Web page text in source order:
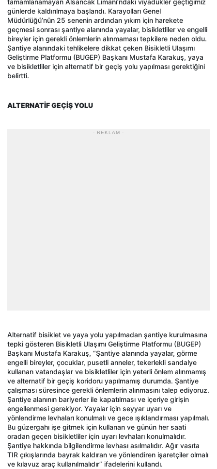
tamamlanamayan Alsancak Limanı’ndaki viyadükler geçtiğimiz
günlerde kaldırılmaya başlandı. Karayolları Genel
Müdürlüğü’nün 25 senenin ardından yıkım için harekete
geçmesi sonrası şantiye alanında yayalar, bisikletliler ve engelli
bireyler için gerekli önlemlerin alınmaması tepkilere neden oldu.
Şantiye alanındaki tehlikelere dikkat çeken Bisikletli Ulaşımı
Geliştirme Platformu (BUGEP) Başkanı Mustafa Karakuş, yaya
ve bisikletliler için alternatif bir geçiş yolu yapılması gerektiğini
belirtti.
ALTERNATİF GEÇİŞ YOLU
- REKLAM -
Alternatif bisiklet ve yaya yolu yapılmadan şantiye kurulmasına
tepki gösteren Bisikletli Ulaşımı Geliştirme Platformu (BUGEP)
Başkanı Mustafa Karakuş, “Şantiye alanında yayalar, görme
engelli bireyler, çocuklar, pusetli anneler, tekerlekli sandalye
kullanan vatandaşlar ve bisikletliler için yeterli önlem alınmamış
ve alternatif bir geçiş koridoru yapılmamış durumda. Şantiye
çalışması süresince gerekli önlemlerin alınmasını talep ediyoruz.
Şantiye alanının bariyerler ile kapatılması ve içeriye girişin
engellenmesi gerekiyor. Yayalar için seyyar uyarı ve
yönlendirme levhaları konulmalı ve gece ışıklandırması yapılmalı.
Bu güzergahı işe gitmek için kullanan ve günün her saati
oradan geçen bisikletliler için uyarı levhaları konulmalıdır.
Şantiye hakkında bilgilendirme levhası asılmalıdır. Ağır vasıta
TIR çıkışlarında bayrak kaldıran ve yönlendiren işaretçiler olmalı
ve kılavuz araç kullanılmalıdır” ifadelerini kullandı.